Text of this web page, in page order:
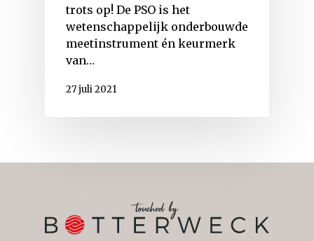
trots op! De PSO is het
wetenschappelijk onderbouwde
meetinstrument én keurmerk
van…
27 juli 2021